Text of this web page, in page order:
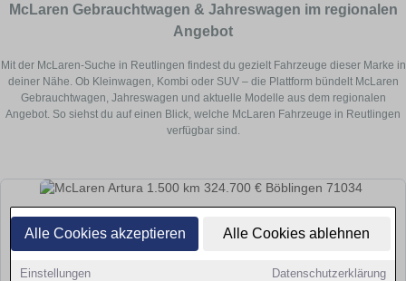
Alle Cookies akzeptieren Alle Cookies ablehnen
Einstellungen Datenschutzerklärung
McLaren Gebrauchtwagen & Jahreswagen im regionalen
Angebot
Mit der McLaren-Suche in Reutlingen findest du gezielt Fahrzeuge dieser Marke in
deiner Nähe. Ob Kleinwagen, Kombi oder SUV – die Plattform bündelt McLaren
Gebrauchtwagen, Jahreswagen und aktuelle Modelle aus dem regionalen
Angebot. So siehst du auf einen Blick, welche McLaren Fahrzeuge in Reutlingen
verfügbar sind.